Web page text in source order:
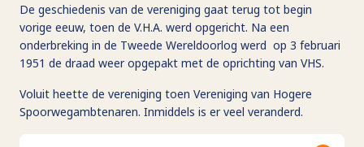
De geschiedenis van de vereniging gaat terug tot begin
vorige eeuw, toen de V.H.A. werd opgericht. Na een
onderbreking in de Tweede Wereldoorlog werd op 3 februari
1951 de draad weer opgepakt met de oprichting van VHS.
Voluit heette de vereniging toen Vereniging van Hogere
Spoorwegambtenaren. Inmiddels is er veel veranderd.